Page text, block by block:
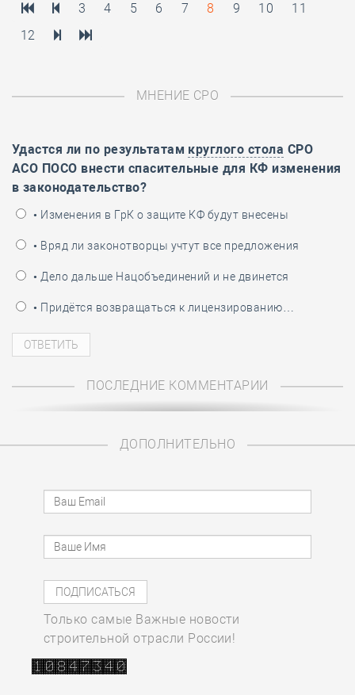
3 4 5 6 7 8 9 10
11
12
МНЕНИЕ СРО
Удастся ли по результатам круглого стола СРО
АСО ПОСО внести спасительные для КФ изменения
в законодательство?
• Изменения в ГрК о защите КФ будут внесены
• Вряд ли законотворцы учтут все предложения
• Дело дальше Нацобъединений и не двинется
• Придётся возвращаться к лицензированию…
ПОСЛЕДНИЕ КОММЕНТАРИИ
ДОПОЛНИТЕЛЬНО
Только самые Важные новости
строительной отрасли России!